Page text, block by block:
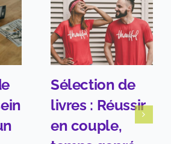
Sélection de
livres : Réussir
en couple,